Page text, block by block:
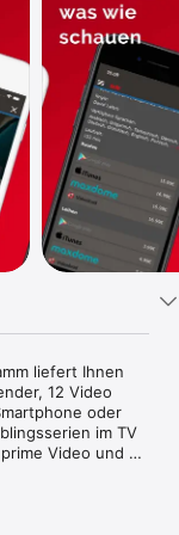
liefert Ihnen
12 Video
oder
im TV
Video und